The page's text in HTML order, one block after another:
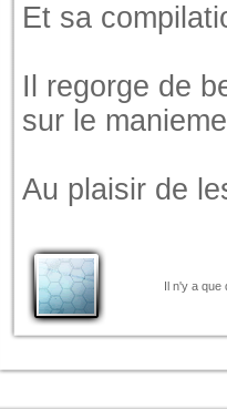
Et sa
Il regorge de
sur le
Au plaisir de
Il n'y a que